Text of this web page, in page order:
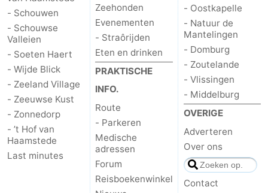
Natuur
Hollands
Duin
-
Noordwijk
-
Katwijk
-
Scheveningen
Den
Haag
-
Rotterdam
-
- Schouwen
- Schouwse
Valleien
- Soeten Haert
- Wijde Blick
- Zeeland Village
- Zeeuwse Kust
- Zonnedorp
- ’t Hof van
Haamstede
Last minutes
Zeehonden
Evenementen
- Straôrijden
Eten en drinken
PRAKTISCHE
INFO.
Route
- Parkeren
Medische
adressen
Forum
Reisboekenwinkel
- Oostkapelle
- Natuur de
Mantelingen
- Domburg
- Zoutelande
- Vlissingen
- Middelburg
OVERIGE
Adverteren
Over ons
Contact